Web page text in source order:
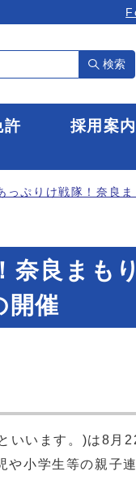
検索
許 採用案内
っぷりけ戦隊！奈良
奈良まも
開催
いいます。)は8月
小学生等の親子